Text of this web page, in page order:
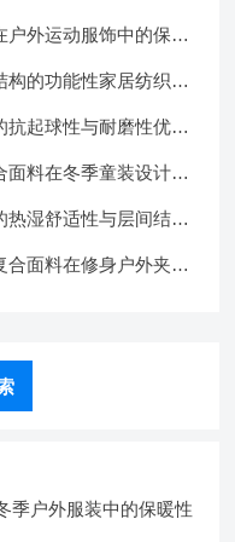
外运动服饰中的保暖
的功能性家居纺织品
起球性与耐磨性优化
料在冬季童装设计中
湿舒适性与层间结合
面料在修身户外夹克
季户外服装中的保暖性